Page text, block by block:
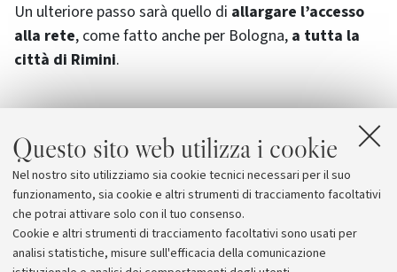
Questo sito web utilizza i cookie
Nel nostro sito utilizziamo sia cookie tecnici necessari per il suo
funzionamento, sia cookie e altri strumenti di tracciamento facoltativi
che potrai attivare solo con il tuo consenso.
Cookie e altri strumenti di tracciamento facoltativi sono usati per
analisi statistiche, misure sull'efficacia della comunicazione
Un ulteriore passo sarà quello di allargare l’accesso
alla rete, come fatto anche per Bologna, a tutta la
città di Rimini.
Allegati
Polo di Rimini - Garbino